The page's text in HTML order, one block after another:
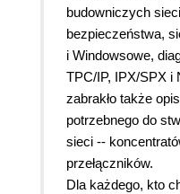
budowniczych
bezpieczeństwa,
i Windowsowe,
TPC/IP, IPX/SPX i
zabrakło także
potrzebnego do
sieci --
przełączników.
Dla każdego, kto